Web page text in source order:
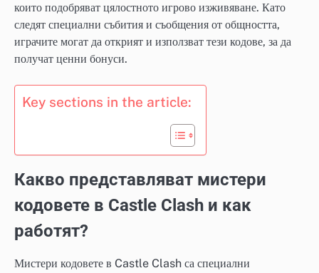
които подобряват цялостното игрово изживяване. Като
следят специални събития и съобщения от общността,
играчите могат да открият и използват тези кодове, за да
получат ценни бонуси.
Key sections in the article:
Какво представляват мистери
кодовете в Castle Clash и как
работят?
Мистери кодовете в Castle Clash са специални